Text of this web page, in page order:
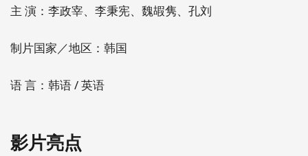
主 演：李政宰、李秉宪、魏嘏隽、孔刘
制片国家／地区：韩国
语 言：韩语 / 英语
影片亮点